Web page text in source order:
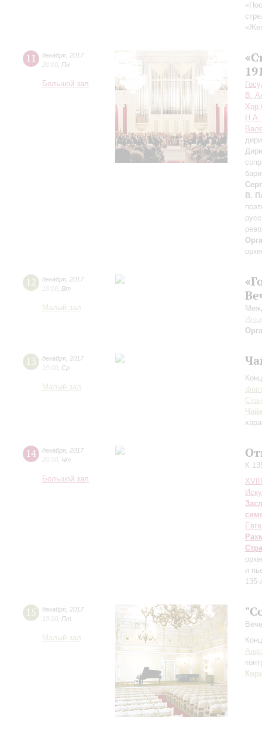
11 декабря 2017
20:00 Пн
Большой зал
В.
Хор
Н.А.
В.
12 декабря 2017
19:00 Вт
Малый зал
13 декабря 2017
19:00 Ср
Малый зал
14 декабря 2017
20:00 Чт
Большой зал
К
и
15 декабря 2017
19:00 Пт
Малый зал